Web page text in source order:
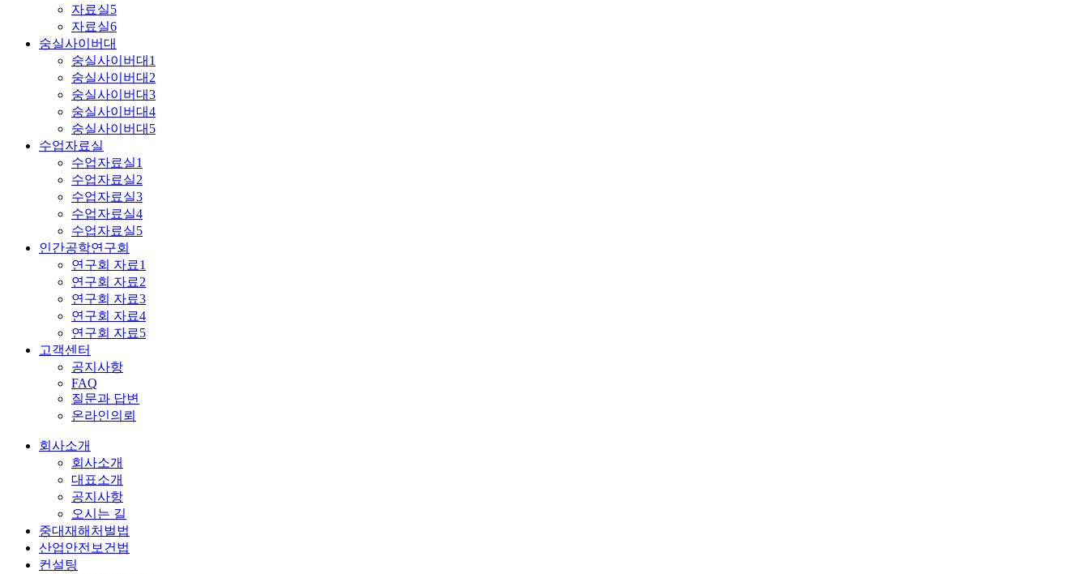
자료실5
자료실6
숭실사이버대
숭실사이버대1
숭실사이버대2
숭실사이버대3
숭실사이버대4
숭실사이버대5
수업자료실
수업자료실1
수업자료실2
수업자료실3
수업자료실4
수업자료실5
인간공학연구회
연구회 자료1
연구회 자료2
연구회 자료3
연구회 자료4
연구회 자료5
고객센터
공지사항
FAQ
질문과 답변
온라인의뢰
회사소개
회사소개
대표소개
공지사항
오시는 길
중대재해처벌법
산업안전보건법
컨설팅